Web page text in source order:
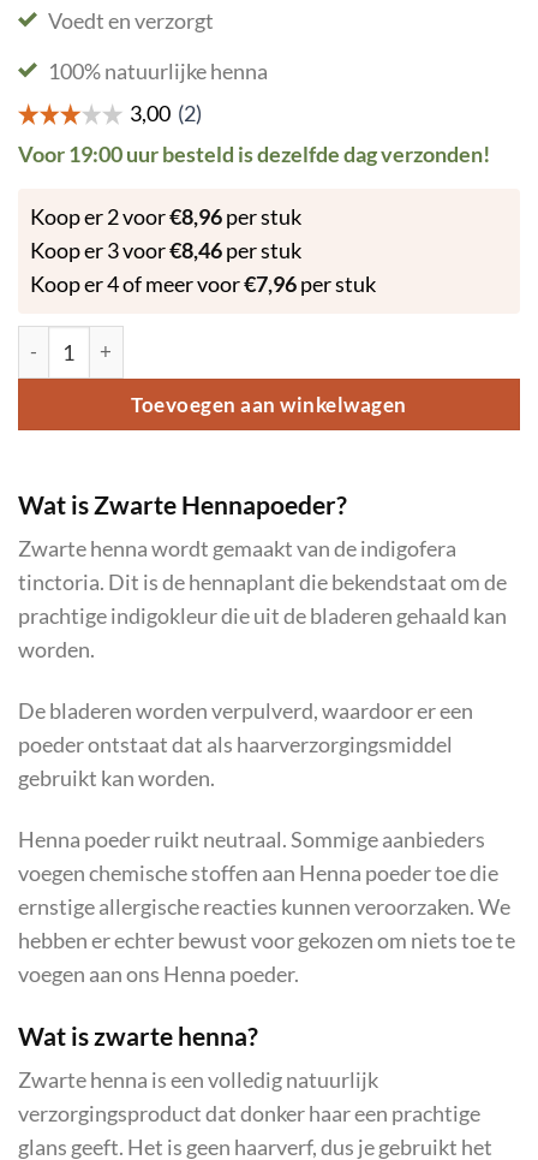
Voedt en verzorgt
100% natuurlijke henna
Voor 19:00 uur besteld is dezelfde dag verzonden!
Koop er 2 voor€8,96per stuk
Koop er 3 voor€8,46per stuk
Koop er 4 of meer voor€7,96per stuk
Hennapoeder - Zwart - 200 gram aantal
Toevoegen aan winkelwagen
Wat is Zwarte Hennapoeder?
Zwarte henna wordt gemaakt van de indigofera
tinctoria. Dit is de hennaplant die bekendstaat om de
prachtige indigokleur die uit de bladeren gehaald kan
worden.
De bladeren worden verpulverd, waardoor er een
poeder ontstaat dat als haarverzorgingsmiddel
gebruikt kan worden.
Henna poeder ruikt neutraal. Sommige aanbieders
voegen chemische stoffen aan Henna poeder toe die
ernstige allergische reacties kunnen veroorzaken. We
hebben er echter bewust voor gekozen om niets toe te
voegen aan ons Henna poeder.
Wat is zwarte henna?
Zwarte henna is een volledig natuurlijk
verzorgingsproduct dat donker haar een prachtige
glans geeft. Het is geen haarverf, dus je gebruikt het